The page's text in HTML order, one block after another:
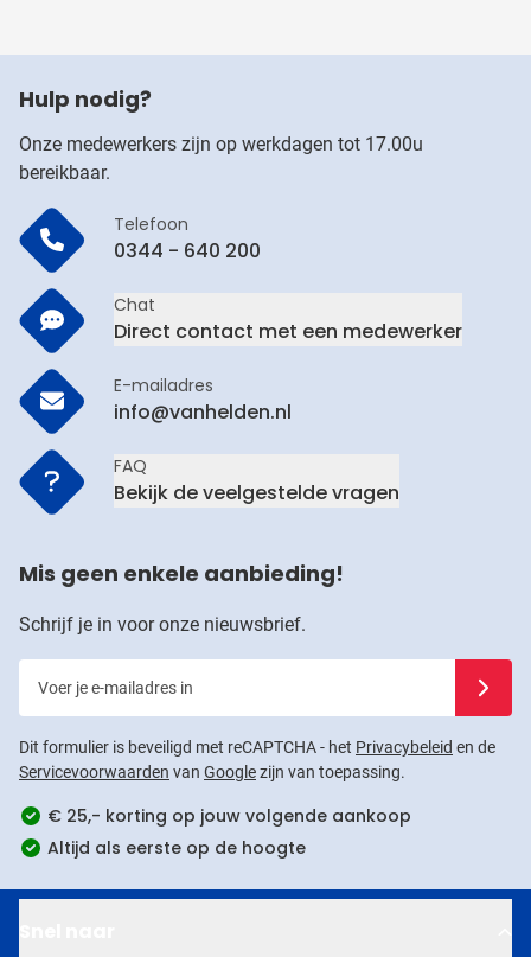
Hulp nodig?
Onze medewerkers zijn op werkdagen tot 17.00u
bereikbaar.
Telefoon
0344 - 640 200
Chat
Direct contact met een medewerker
E-mailadres
info@vanhelden.nl
FAQ
Bekijk de veelgestelde vragen
Mis geen enkele aanbieding!
Schrijf je in voor onze nieuwsbrief.
Dit formulier is beveiligd met reCAPTCHA - het Privacybeleid en de
Servicevoorwaarden van Googlezijn van toepassing.
€ 25,- korting op jouw volgende aankoop
Altijd als eerste op de hoogte